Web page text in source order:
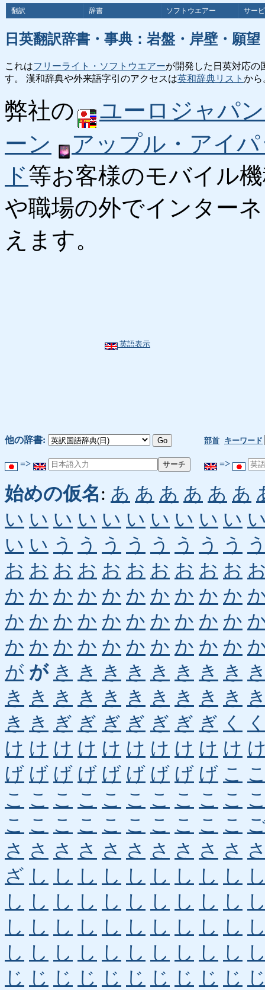
翻訳 辞書 ソフトウエアー サー
日英翻訳辞書・事典：岩盤・岸壁・願
これはフリーライト・ソフトウエアーが開発した日英対応の
す。 漢和辞典や外来語字引のアクセスは英和辞典リスト から
弊社の
ユーロジャパ
ーン
アップル・アイ
ド等お客様のモバイル
や職場の外でインター
えます。
英語表示
他の辞書: 部首 キーワード
=> =>
始めの仮名: あ あ あ あ あ あ
い い い い い い い い い い
い い う う う う う う う う
お お お お お お お お お お
か か か か か か か か か か
か か か か か か か か か か
か か か か か か か か か か
が が き き き き き き き き
き き き き き き き き き き
き き ぎ ぎ ぎ ぎ ぎ ぎ ぎ く
け け け け け け け け け け
げ げ げ げ げ げ げ げ げ こ
こ こ こ こ こ こ こ こ こ こ
こ こ こ こ こ こ こ こ こ こ
さ さ さ さ さ さ さ さ さ さ
ざ し し し し し し し し し
し し し し し し し し し し
し し し し し し し し し し
し し し し し し し し し し
じ じ じ じ じ じ じ じ じ じ